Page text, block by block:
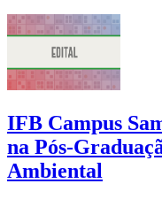
IFB Campus
na Pós-
Ambiental